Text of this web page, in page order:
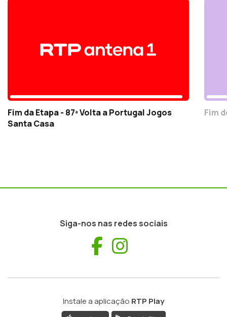
Fim da Etapa - 87ª Volta a Portugal Jogos
Santa Casa
Fim
Siga-nos nas redes sociais
Facebook
Instale a aplicação RTP Play